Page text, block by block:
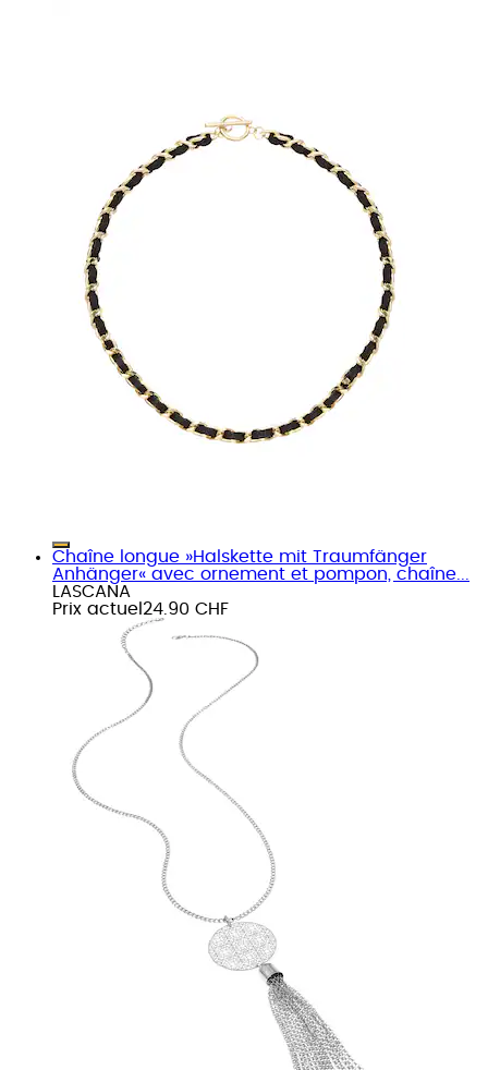
Chaîne longue »Halskette mit Traumfänger
Anhänger« avec ornement et pompon, chaîne...
LASCANA
Prix actuel 24.90 CHF